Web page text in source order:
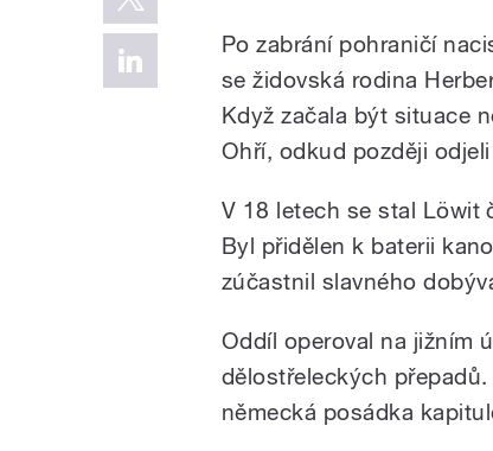
Po zabrání pohraničí
se židovská rodina
Když začala být situace
Ohří, odkud později
V 18 letech se stal Löwit
Byl přidělen k baterii
zúčastnil slavného
Oddíl operoval na jižním
dělostřeleckých
německá posádka